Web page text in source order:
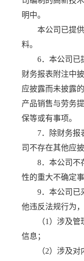
明中。
本公司已提供
料。
6．本公司已提
财务报表附注中
应披露而未披露
产品销售与劳务
保等或有事项。
7．除财务报表
司不存在其他应
8．本公司不存
性的重大不确定事
9．本公司已采
他违反法规行为，
（1）涉及管理
信息；
（2）涉及对内